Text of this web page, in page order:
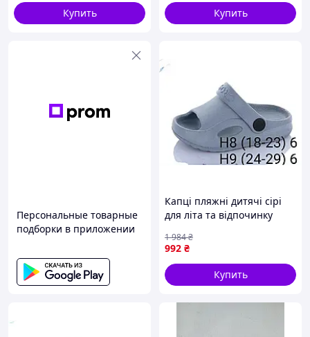
Купить Купить
Персональные товарные
подборки в приложении
Капці пляжні дитячі сірі
для літа та відпочинку
р.24-29 ТМ CROSS
992 ₴
1 984₴
Купить